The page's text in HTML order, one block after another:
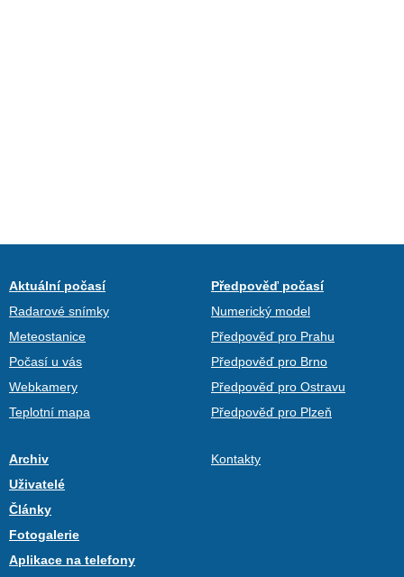
Aktuální počasí
Radarové snímky
Meteostanice
Počasí u vás
Webkamery
Teplotní mapa
Předpověď počasí
Numerický model
Předpověď pro Prahu
Předpověď pro Brno
Předpověď pro Ostravu
Předpověď pro Plzeň
Archiv
Uživatelé
Články
Fotogalerie
Aplikace na telefony
Kontakty